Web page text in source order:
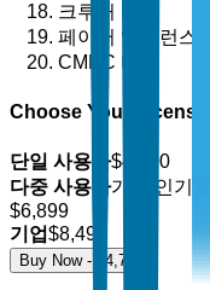
크루거 Inc.
페이퍼 엑셀런스
CMPC 티슈
Choose Your License
단일 사용자$4,700
다중 사용자가장 인기
$6,899
기업$8,499
Buy Now - $ 4,700